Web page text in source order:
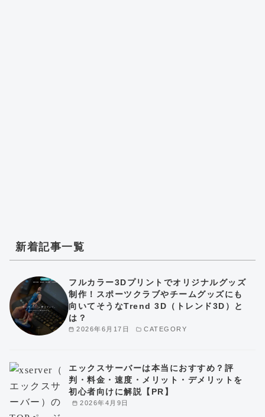
新着記事一覧
2026年6月17日 CATEGORY
フルカラー3Dプリントでオリジナルグッズ
制作！スポーツクラブやチームグッズにも
向いてそうなTrend 3D（トレンド3D）と
は？
2026年4月9日
エックスサーバーは本当におすすめ？評
判・料金・速度・メリット・デメリットを
初心者向けに解説【PR】